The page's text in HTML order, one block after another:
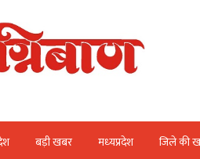
बड़ी खबर मध्‍यप्रदेश जिले की